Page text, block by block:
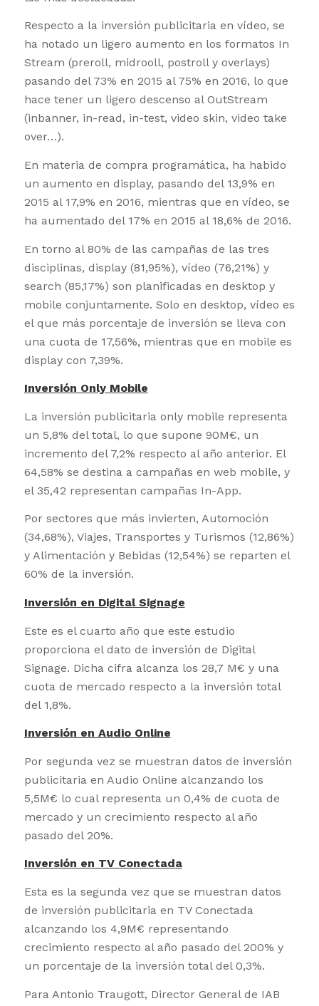
Respecto a la inversión publicitaria en vídeo, se
ha notado un ligero aumento en los formatos In
Stream (preroll, midrooll, postroll y overlays)
pasando del 73% en 2015 al 75% en 2016, lo que
hace tener un ligero descenso al OutStream
(inbanner, in-read, in-test, video skin, video take
over…).
En materia de compra programática, ha habido
un aumento en display, pasando del 13,9% en
2015 al 17,9% en 2016, mientras que en vídeo, se
ha aumentado del 17% en 2015 al 18,6% de 2016.
En torno al 80% de las campañas de las tres
disciplinas, display (81,95%), vídeo (76,21%) y
search (85,17%) son planificadas en desktop y
mobile conjuntamente. Solo en desktop, vídeo es
el que más porcentaje de inversión se lleva con
una cuota de 17,56%, mientras que en mobile es
display con 7,39%.
Inversión Only Mobile
La inversión publicitaria only mobile representa
un 5,8% del total, lo que supone 90M€, un
incremento del 7,2% respecto al año anterior. El
64,58% se destina a campañas en web mobile, y
el 35,42 representan campañas In-App.
Por sectores que más invierten, Automoción
(34,68%), Viajes, Transportes y Turismos (12,86%)
y Alimentación y Bebidas (12,54%) se reparten el
60% de la inversión.
Inversión en Digital Signage
Este es el cuarto año que este estudio
proporciona el dato de inversión de Digital
Signage. Dicha cifra alcanza los 28,7 M€ y una
cuota de mercado respecto a la inversión total
del 1,8%.
Inversión en Audio Online
Por segunda vez se muestran datos de inversión
publicitaria en Audio Online alcanzando los
5,5M€ lo cual representa un 0,4% de cuota de
mercado y un crecimiento respecto al año
pasado del 20%.
Inversión en TV Conectada
Esta es la segunda vez que se muestran datos
de inversión publicitaria en TV Conectada
alcanzando los 4,9M€ representando
crecimiento respecto al año pasado del 200% y
un porcentaje de la inversión total del 0,3%.
Para Antonio Traugott, Director General de IAB